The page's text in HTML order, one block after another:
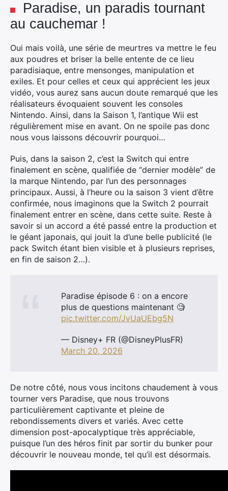
Paradise, un paradis tournant
au cauchemar !
Oui mais voilà, une série de meurtres va mettre le feu
aux poudres et briser la belle entente de ce lieu
paradisiaque, entre mensonges, manipulation et
exiles. Et pour celles et ceux qui apprécient les jeux
vidéo, vous aurez sans aucun doute remarqué que les
réalisateurs évoquaient souvent les consoles
Nintendo. Ainsi, dans la Saison 1, l’antique Wii est
régulièrement mise en avant. On ne spoile pas donc
nous vous laissons découvrir pourquoi…
Puis, dans la saison 2, c’est la Switch qui entre
finalement en scène, qualifiée de “dernier modèle” de
la marque Nintendo, par l’un des personnages
principaux. Aussi, à l’heure ou la saison 3 vient d’être
confirmée, nous imaginons que la Switch 2 pourrait
finalement entrer en scène, dans cette suite. Reste à
savoir si un accord a été passé entre la production et
le géant japonais, qui jouit la d’une belle publicité (le
pack Switch étant bien visible et à plusieurs reprises,
en fin de saison 2…).
Paradise épisode 6 : on a encore
plus de questions maintenant 🧐
pic.twitter.com/JvUaUEbg5N
— Disney+ FR (@DisneyPlusFR)
March 20, 2026
De notre côté, nous vous incitons chaudement à vous
tourner vers Paradise, que nous trouvons
particulièrement captivante et pleine de
rebondissements divers et variés. Avec cette
dimension post-apocalyptique très appréciable,
puisque l’un des héros finit par sortir du bunker pour
découvrir le nouveau monde, tel qu’il est désormais.